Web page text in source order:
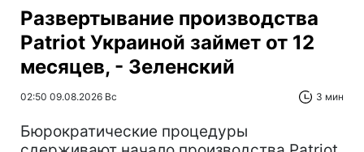
Развертывание производства
Patriot Украиной займет от 12
месяцев, - Зеленский
02:50 09.08.2026 Вс 3 мин
Бюрократические процедуры